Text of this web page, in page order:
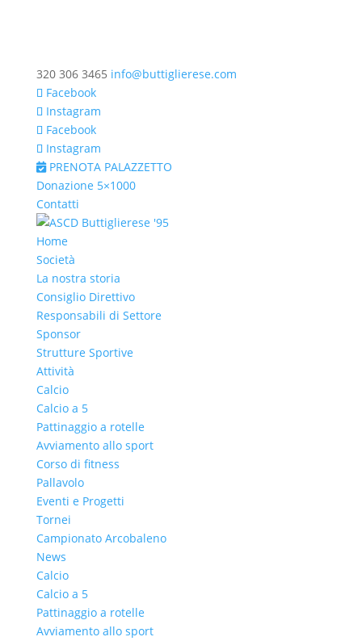
320 306 3465 info@buttiglierese.com
Facebook
Instagram
Facebook
Instagram
PRENOTA PALAZZETTO
Donazione 5×1000
Contatti
Home
Società
La nostra storia
Consiglio Direttivo
Responsabili di Settore
Sponsor
Strutture Sportive
Attività
Calcio
Calcio a 5
Pattinaggio a rotelle
Avviamento allo sport
Corso di fitness
Pallavolo
Eventi e Progetti
Tornei
Campionato Arcobaleno
News
Calcio
Calcio a 5
Pattinaggio a rotelle
Avviamento allo sport